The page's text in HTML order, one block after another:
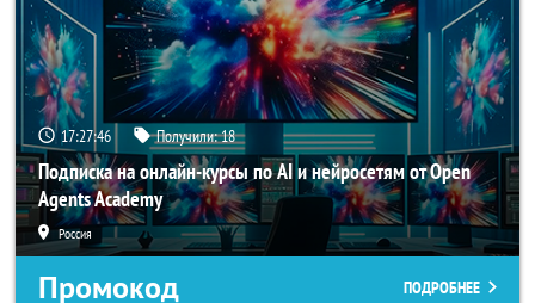
17:27:46 Получили:18
Подписка на онлайн-курсы по AI и нейросетям от Open
Agents Academy
Россия
Промокод ПОДРОБНЕЕ